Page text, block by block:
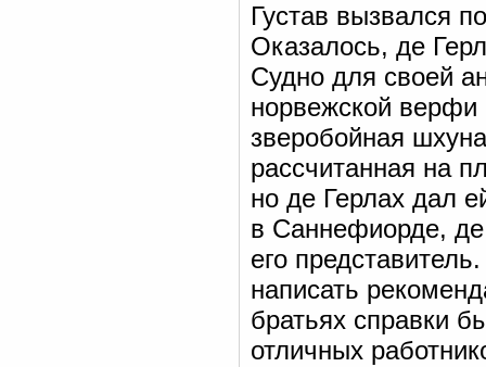
Густав вызвался
Оказалось, де
Судно для своей
норвежской
зверобойная
рассчитанная на
но де Герлах дал
в Саннефиорде,
его
написать
братьях справки
отличных